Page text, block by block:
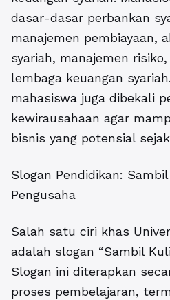
dasar-dasar perbankan
manajemen pembiayaan,
syariah, manajemen
lembaga keuangan
mahasiswa juga dibekali
kewirausahaan agar
bisnis yang potensial
Slogan Pendidikan:
Pengusaha
Salah satu ciri khas
adalah slogan “Sambil
Slogan ini diterapkan
proses pembelajaran,